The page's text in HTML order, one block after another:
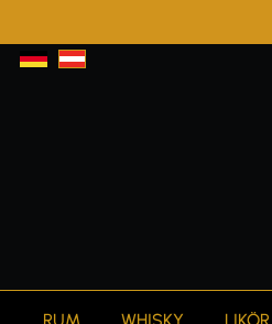
Zur Hauptnavigation